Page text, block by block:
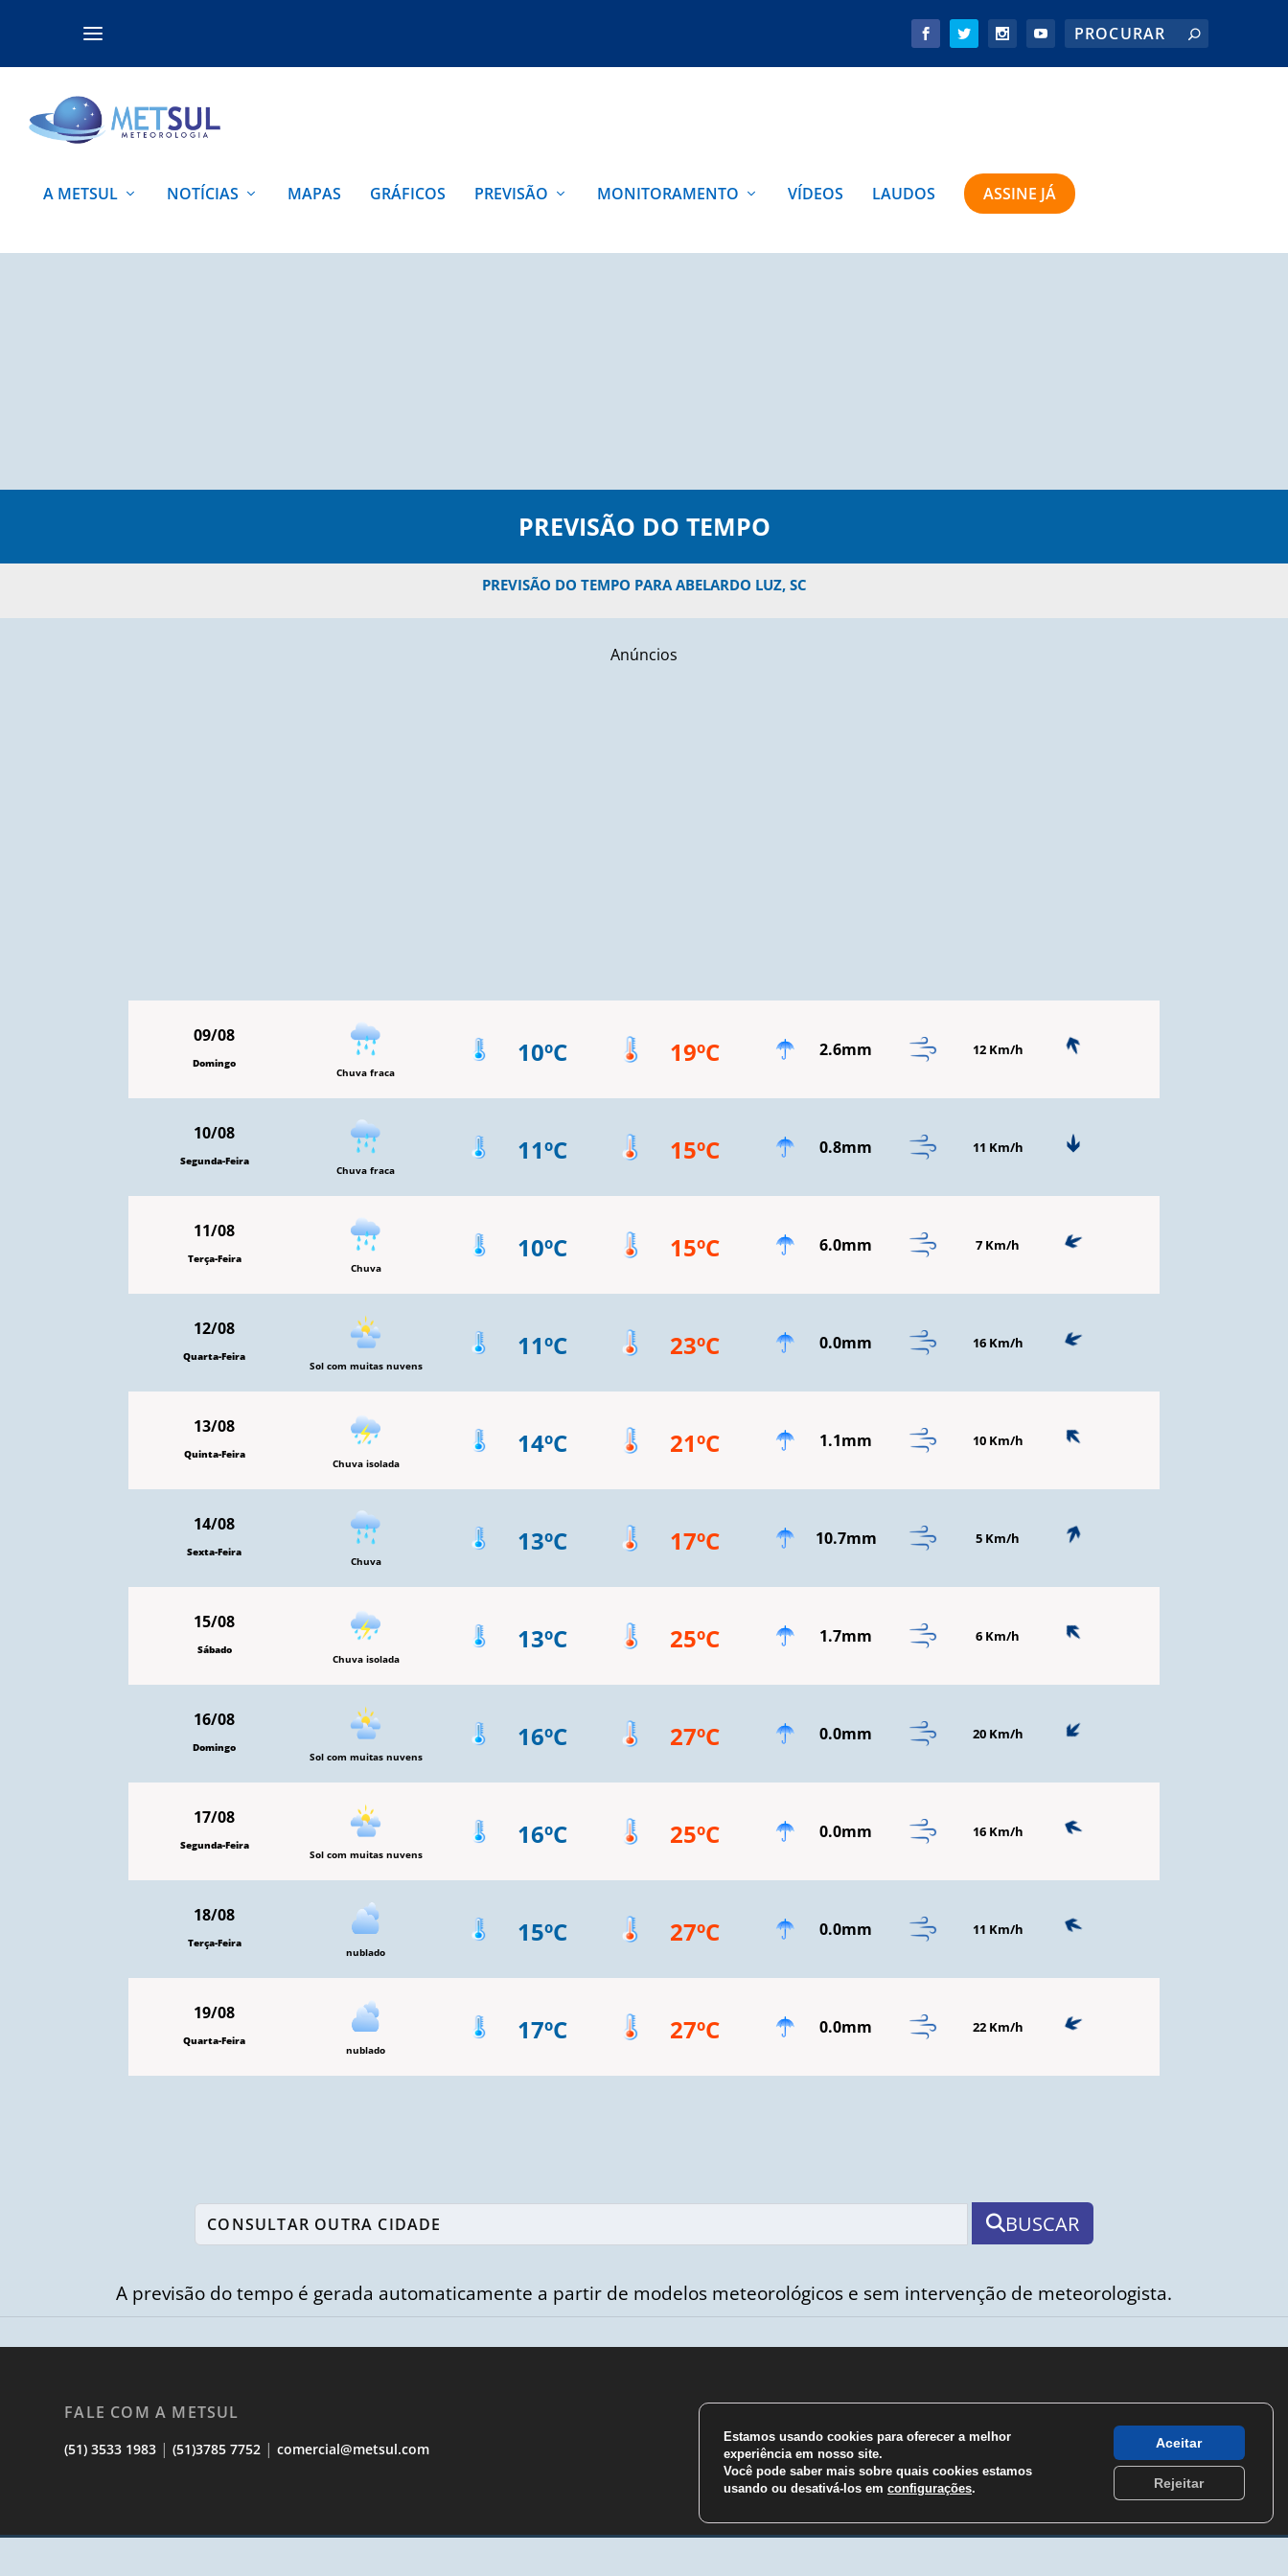
A METSUL NOTÍCIAS MAPAS GRÁFICOS PREVISÃO MONITORAMENTO VÍDEOS LAUDOS ASSINE JÁ
PREVISÃO DO TEMPO
PREVISÃO DO TEMPO PARA ABELARDO LUZ, SC
Anúncios
09/08
Domingo
Chuva fraca
10ºC 19ºC 2.6mm 12 Km/h
10/08
Segunda-Feira
Chuva fraca
11ºC 15ºC 0.8mm 11 Km/h
11/08
Terça-Feira
Chuva
10ºC 15ºC 6.0mm 7 Km/h
12/08
Quarta-Feira
Sol com muitas nuvens
11ºC 23ºC 0.0mm 16 Km/h
13/08
Quinta-Feira
Chuva isolada
14ºC 21ºC 1.1mm 10 Km/h
14/08
Sexta-Feira
Chuva
13ºC 17ºC 10.7mm 5 Km/h
15/08
Sábado
Chuva isolada
13ºC 25ºC 1.7mm 6 Km/h
16/08
Domingo
Sol com muitas nuvens
16ºC 27ºC 0.0mm 20 Km/h
17/08
Segunda-Feira
Sol com muitas nuvens
16ºC 25ºC 0.0mm 16 Km/h
18/08
Terça-Feira
nublado
15ºC 27ºC 0.0mm 11 Km/h
19/08
Quarta-Feira
nublado
17ºC 27ºC 0.0mm 22 Km/h
BUSCAR
A previsão do tempo é gerada automaticamente a partir de modelos meteorológicos e sem intervenção de meteorologista.
FALE COM A METSUL
(51) 3533 1983 |(51)3785 7752 |comercial@metsul.com
Estamos usando cookies para oferecer a melhor
experiência em nosso site.
Você pode saber mais sobre quais cookies estamos
usando ou desativá-los em configurações.
Aceitar
Rejeitar